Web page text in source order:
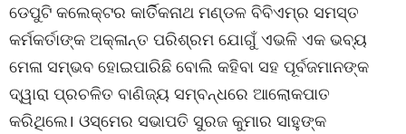
ଡେପୁଟି କଲେକ୍ଟର କାର୍ତିିକନାଥ ମଣ୍ଡଳ ବିବିଏମ୍‌ର ସମସ୍ତ
କର୍ମକର୍ତାଙ୍କ ଅକ୍ଳାନ୍ତ ପରିଶ୍ରମ ଯୋଗୁଁ ଏଭଳି ଏକ ଭବ୍ୟ
ମେଳା ସମ୍ଭବ ହୋଇପାରିଛି ବୋଲି କହିବା ସହ ପୂର୍ବଜମାନଙ୍କ
ଦ୍ୱାରା ପ୍ରଚଳିତ ବାଣିଜ୍ୟ ସମ୍ବନ୍ଧରେ ଆଲୋକପାତ
କରିଥିଲେ। ଓସ୍‌ମେର ସଭାପତି ସୁରଜ କୁମାର ସାହୁଙ୍କ